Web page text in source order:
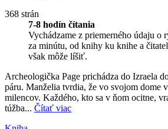
368 strán
7-8 hodín čítania
Vychádzame z priemerného údaju o
za minútu, od knihy ku knihe a
však môže líšiť.
Archeologička Page prichádza do Izraela
páru. Manželia tvrdia, že vo svojom dome
milencov. Každého, kto sa v ňom ocitne,
túžba... Čítať viac